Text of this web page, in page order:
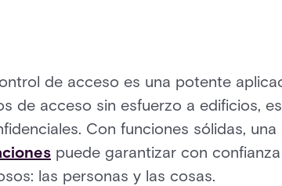
de acceso es una potente
de acceso sin esfuerzo a edificios,
Con funciones sólidas,
puede garantizar con
las personas y las cosas.